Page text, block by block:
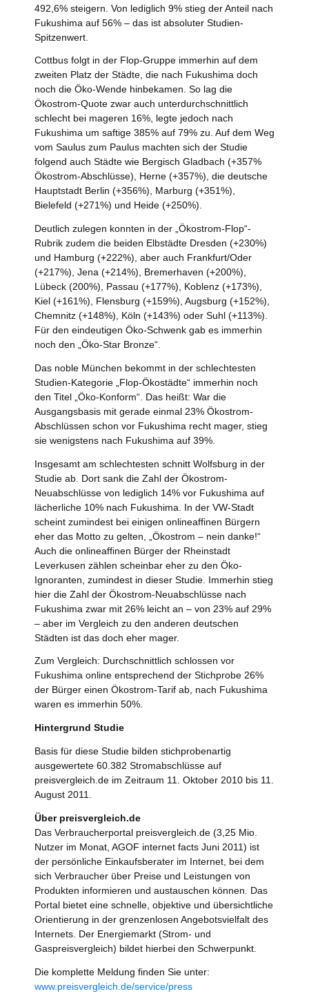
492,6% steigern. Von lediglich 9% stieg der Anteil nach
Fukushima auf 56% – das ist absoluter Studien-
Spitzenwert.
Cottbus folgt in der Flop-Gruppe immerhin auf dem
zweiten Platz der Städte, die nach Fukushima doch
noch die Öko-Wende hinbekamen. So lag die
Ökostrom-Quote zwar auch unterdurchschnittlich
schlecht bei mageren 16%, legte jedoch nach
Fukushima um saftige 385% auf 79% zu. Auf dem Weg
vom Saulus zum Paulus machten sich der Studie
folgend auch Städte wie Bergisch Gladbach (+357%
Ökostrom-Abschlüsse), Herne (+357%), die deutsche
Hauptstadt Berlin (+356%), Marburg (+351%),
Bielefeld (+271%) und Heide (+250%).
Deutlich zulegen konnten in der „Ökostrom-Flop“-
Rubrik zudem die beiden Elbstädte Dresden (+230%)
und Hamburg (+222%), aber auch Frankfurt/Oder
(+217%), Jena (+214%), Bremerhaven (+200%),
Lübeck (200%), Passau (+177%), Koblenz (+173%),
Kiel (+161%), Flensburg (+159%), Augsburg (+152%),
Chemnitz (+148%), Köln (+143%) oder Suhl (+113%).
Für den eindeutigen Öko-Schwenk gab es immerhin
noch den „Öko-Star Bronze“.
Das noble München bekommt in der schlechtesten
Studien-Kategorie „Flop-Ökostädte“ immerhin noch
den Titel „Öko-Konform“. Das heißt: War die
Ausgangsbasis mit gerade einmal 23% Ökostrom-
Abschlüssen schon vor Fukushima recht mager, stieg
sie wenigstens nach Fukushima auf 39%.
Insgesamt am schlechtesten schnitt Wolfsburg in der
Studie ab. Dort sank die Zahl der Ökostrom-
Neuabschlüsse von lediglich 14% vor Fukushima auf
lächerliche 10% nach Fukushima. In der VW-Stadt
scheint zumindest bei einigen onlineaffinen Bürgern
eher das Motto zu gelten, „Ökostrom – nein danke!“
Auch die onlineaffinen Bürger der Rheinstadt
Leverkusen zählen scheinbar eher zu den Öko-
Ignoranten, zumindest in dieser Studie. Immerhin stieg
hier die Zahl der Ökostrom-Neuabschlüsse nach
Fukushima zwar mit 26% leicht an – von 23% auf 29%
– aber im Vergleich zu den anderen deutschen
Städten ist das doch eher mager.
Zum Vergleich: Durchschnittlich schlossen vor
Fukushima online entsprechend der Stichprobe 26%
der Bürger einen Ökostrom-Tarif ab, nach Fukushima
waren es immerhin 50%.
Hintergrund Studie
Basis für diese Studie bilden stichprobenartig
ausgewertete 60.382 Stromabschlüsse auf
preisvergleich.de im Zeitraum 11. Oktober 2010 bis 11.
August 2011.
Über preisvergleich.de
Das Verbraucherportal preisvergleich.de (3,25 Mio.
Nutzer im Monat, AGOF internet facts Juni 2011) ist
der persönliche Einkaufsberater im Internet, bei dem
sich Verbraucher über Preise und Leistungen von
Produkten informieren und austauschen können. Das
Portal bietet eine schnelle, objektive und übersichtliche
Orientierung in der grenzenlosen Angebotsvielfalt des
Internets. Der Energiemarkt (Strom- und
Gaspreisvergleich) bildet hierbei den Schwerpunkt.
Die komplette Meldung finden Sie unter:
www.preisvergleich.de/service/press